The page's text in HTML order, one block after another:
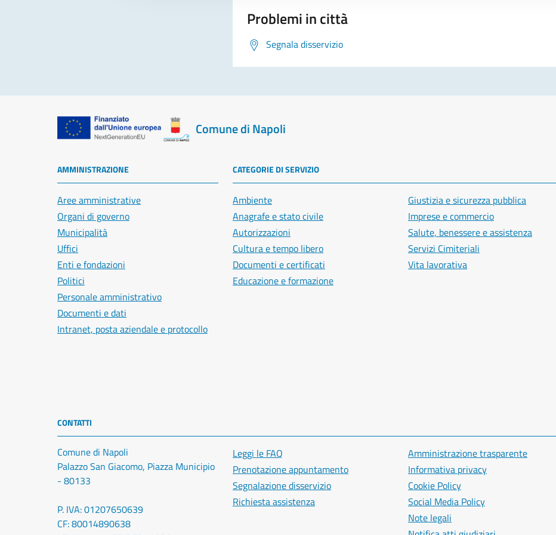
Problemi in città
Segnala disservizio
Comune di Napoli
AMMINISTRAZIONE
Aree amministrative
Organi di governo
Municipalità
Uffici
Enti e fondazioni
Politici
Personale amministrativo
Documenti e dati
Intranet, posta aziendale e protocollo
CATEGORIE DI SERVIZIO
Ambiente
Anagrafe e stato civile
Autorizzazioni
Cultura e tempo libero
Documenti e certificati
Educazione e formazione
Giustizia e sicurezza pubblica
Imprese e commercio
Salute, benessere e assistenza
Servizi Cimiteriali
Vita lavorativa
CONTATTI
Comune di Napoli
Palazzo San Giacomo, Piazza Municipio
- 80133
P. IVA: 01207650639
CF: 80014890638
Leggi le FAQ
Prenotazione appuntamento
Segnalazione disservizio
Richiesta assistenza
Amministrazione trasparente
Informativa privacy
Cookie Policy
Social Media Policy
Note legali